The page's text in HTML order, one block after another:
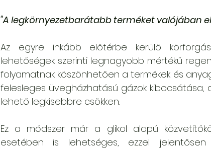
"A legkörnyezetbarátabb terméket valójában
Az egyre inkább előtérbe kerülő
lehetőségek szerinti legnagyobb mértékű
folyamatnak köszönhetően a termékek és
felesleges üvegházhatású gázok kibocsátása,
lehető legkisebbre csökken.
Ez a módszer már a glikol alapú
esetében is lehetséges, ezzel